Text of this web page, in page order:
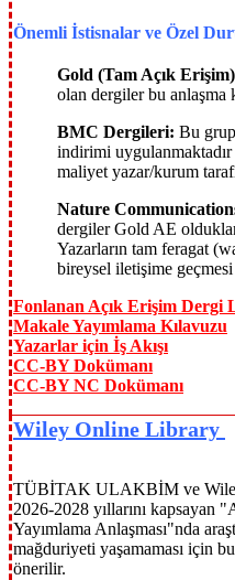
Önemli İstisnalar ve Özel
Gold (Tam Açık
olan dergiler bu anlaşma
BMC Dergileri: Bu
indirimi
maliyet yazar/kurum
Nature
dergiler Gold AE
Yazarların tam feragat
bireysel iletişime
Fonlanan Açık Erişim Dergi
Makale Yayımlama Kılavuzu
Yazarlar için İş Akışı
CC-BY Dokümanı
CC-BY NC Dokümanı
Wiley Online Library
TÜBİTAK ULAKBİM ve Wiley
2026-2028 yıllarını kapsayan
Yayımlama Anlaşması"nda
mağduriyeti yaşamaması için
önerilir.